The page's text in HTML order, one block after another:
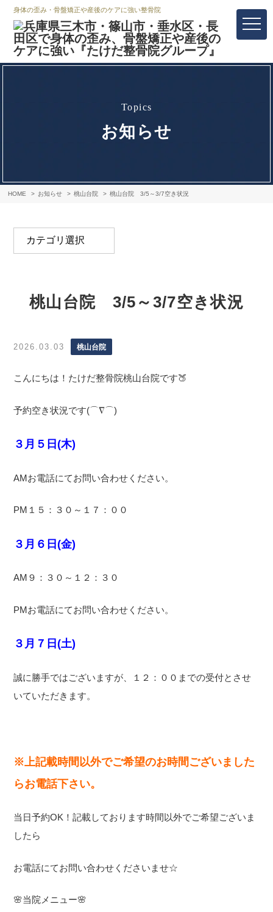
身体の歪み・骨盤矯正や産後のケアに強い整骨院
topics
お知らせ
HOME お知らせ 桃山台院 桃山台院 3/5～3/7空き状況
桃山台院 3/5～3/7空き状況
2026.03.03 桃山台院
こんにちは！たけだ整骨院桃山台院です🍑
予約空き状況です(⌒∇⌒)
３ 月５ 日(木)
AMお電話にてお問い合わせください。
PM１５：３０～１７：００
３月６日(金)
AM９：３０～１２：３０
PMお電話にてお問い合わせください。
３月７日(土)
誠に勝手ではございますが、１２：００までの受付とさせ
いていただきます。
※上記載時間以外でご希望のお時間ございました
らお電話下さい。
当日予約OK！記載しております時間以外でご希望ございま
したら
お電話にてお問い合わせくださいませ☆
🌸当院メニュー🌸